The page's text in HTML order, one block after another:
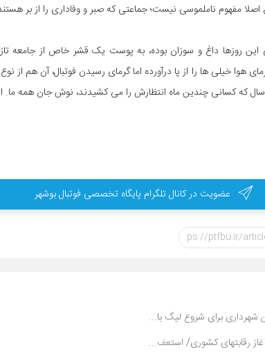
مفهوم ناملموسی نیست؛ جماعتی که صبر و وفاداری را از بر
روزها داغ و سوزان بوده، به پوست یک قشر خاص از جامعه تازه
هوا خیلی ها را از پا درآورده اما گرمای رسیدن فوتبال، آن هم از
که کسانی چندین ماه انتظارش را می کشیدند، نوش جان همه ما. از
عضویت در کانال تلگرام پایگاه تخصصی فوتبال بوشهر
شهرداری برای شروع لیگ با...
رقابتهای کشوری/ استعف...